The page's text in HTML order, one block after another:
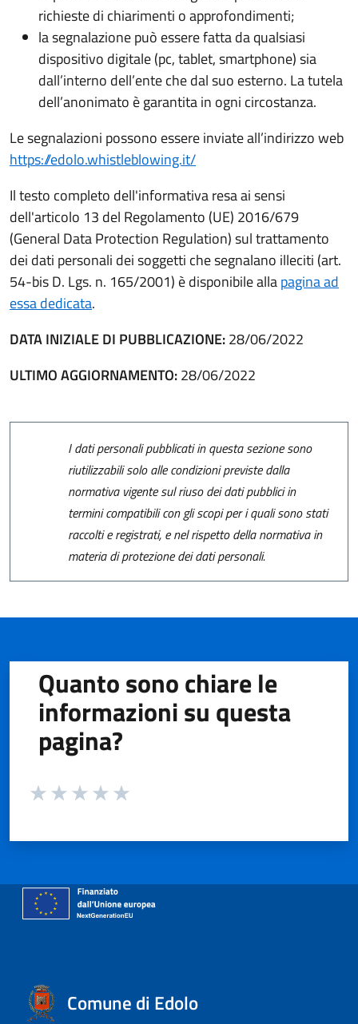
richieste di chiarimenti o approfondimenti;
la segnalazione può essere fatta da qualsiasi
dispositivo digitale (pc, tablet, smartphone) sia
dall’interno dell’ente che dal suo esterno. La tutela
dell’anonimato è garantita in ogni circostanza.
Le segnalazioni possono essere inviate all’indirizzo web
https://edolo.whistleblowing.it/
Il testo completo dell'informativa resa ai sensi
dell'articolo 13 del Regolamento (UE) 2016/679
(General Data Protection Regulation) sul trattamento
dei dati personali dei soggetti che segnalano illeciti (art.
54-bis D. Lgs. n. 165/2001) è disponibile allapagina ad
essa dedicata.
DATA INIZIALE DI PUBBLICAZIONE:28/06/2022
ULTIMO AGGIORNAMENTO:28/06/2022
I dati personali pubblicati in questa sezione sono
riutilizzabili solo alle condizioni previste dalla
normativa vigente sul riuso dei dati pubblici in
termini compatibili con gli scopi per i quali sono stati
raccolti e registrati, e nel rispetto della normativa in
materia di protezione dei dati personali.
Quanto sono chiare le
informazioni su questa
pagina?
Valuta da 1 a 5 stelle la pagina
Comune di Edolo